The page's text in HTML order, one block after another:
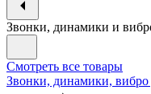
Звонки, динамики и
Смотреть все товары
Звонки, динамики, вибро